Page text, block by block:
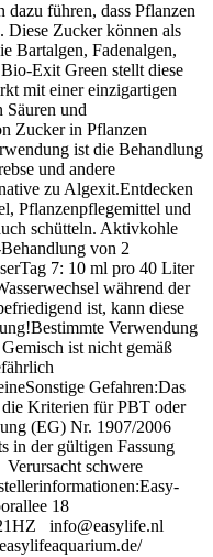
führen, dass Pflanzen
Diese Zucker können als
Bartalgen, Fadenalgen,
Exit Green stellt diese
mit einer einzigartigen
Säuren und
Zucker in Pflanzen
ist die Behandlung
und andere
zu Algexit.Entdecken
Pflanzenpflegemittel und
schütteln. Aktivkohle
von 2
7: 10 ml pro 40 Liter
während der
ist, kann diese
Verwendung
ist nicht gemäß
Gefahren:Das
Kriterien für PBT oder
(EG) Nr. 1907/2006
in der gültigen Fassung
schwere
18
info@easylife.nl